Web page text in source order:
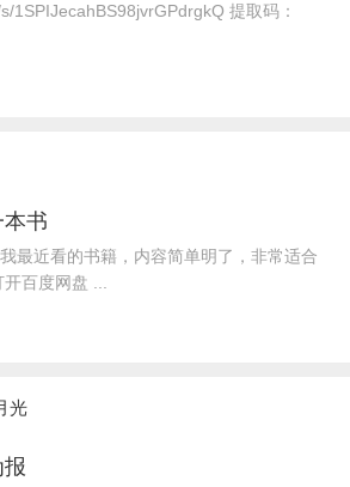
1SPIJecahBS98jvrGPdrgkQ 提取码：
书
最近看的书籍，内容简单明了，非常适合
百度网盘 ...
光